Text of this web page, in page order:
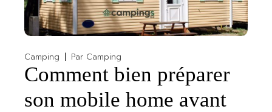
Camping Par Camping
Comment bien préparer
son mobile home avant